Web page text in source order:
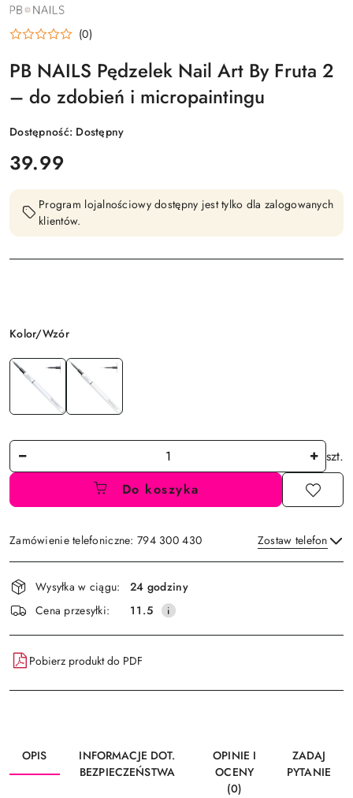
NAZWA
PRODUCENTA:
PB
NAILS (0)
PB NAILS Pędzelek Nail Art By Fruta 2
– do zdobień i micropaintingu
Dostępność: Dostępny
cena:
39.99
Program lojalnościowy dostępny jest tylko dla zalogowanych
klientów.
Wariant
Kolor/Wzór
Ilość
szt.
Do koszyka
Zamówienie telefoniczne: 794 300 430 Zostaw telefon
Wyślij
Dostępność
i
dostawa
Wysyłka w ciągu:
24 godziny
Cena przesyłki:
11.5
Pobierz produkt do PDF
OPIS
INFORMACJE DOT.
BEZPIECZEŃSTWA
OPINIE I
OCENY
(0)
ZADAJ
PYTANIE